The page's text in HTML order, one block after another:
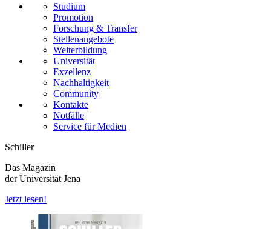
Studium
Promotion
Forschung & Transfer
Stellenangebote
Weiterbildung
Universität
Exzellenz
Nachhaltigkeit
Community
Kontakte
Notfälle
Service für Medien
Schiller
Das Magazin
der Universität Jena
Jetzt lesen!